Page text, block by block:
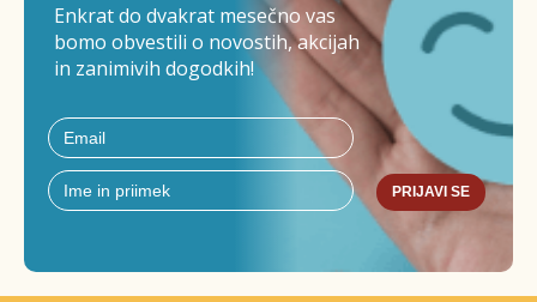
Enkrat do dvakrat mesečno vas
bomo obvestili o novostih, akcijah
in zanimivih dogodkih!
PRIJAVI SE